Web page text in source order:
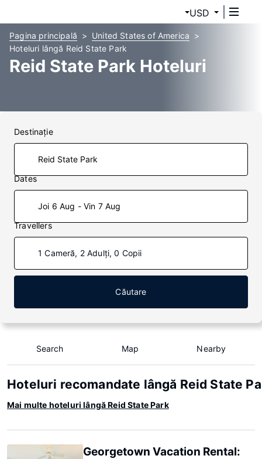
USD
Pagina principală
United States of America
Hoteluri lângă Reid State Park
Reid State Park Hoteluri
Destinaţie
Dates
Joi 6 Aug - Vin 7 Aug
Travellers
1 Cameră, 2 Adulți, 0 Copii
Căutare
Search Map Nearby
Hoteluri recomandate lângă Reid State
Mai multe hoteluri lângă Reid State Park
Georgetown Vacation Rental: